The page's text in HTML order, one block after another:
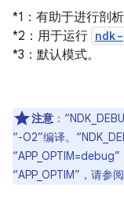
*1：有助于进行剖析
*2：用于运行
*3：默认模式。
注意 ：
“-O2”编译。
“APP_OPTIM”，请参阅